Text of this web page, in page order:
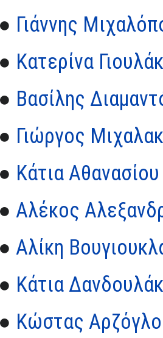
● Γιάννης
● Κατερίνα
● Βασίλης
● Γιώργος
● Κάτια Αθανασίου
● Αλέκος
● Αλίκη
● Κάτια
● Κώστας